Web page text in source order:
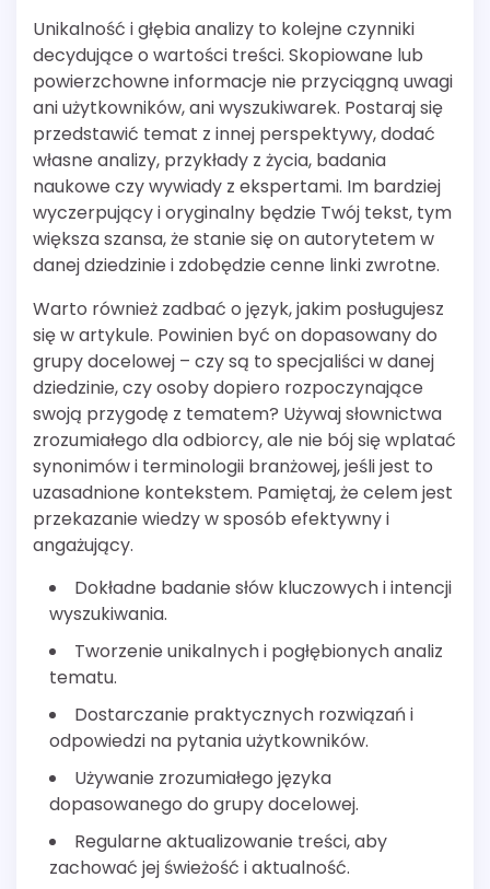
Unikalność i głębia analizy to kolejne czynniki
decydujące o wartości treści. Skopiowane lub
powierzchowne informacje nie przyciągną uwagi
ani użytkowników, ani wyszukiwarek. Postaraj się
przedstawić temat z innej perspektywy, dodać
własne analizy, przykłady z życia, badania
naukowe czy wywiady z ekspertami. Im bardziej
wyczerpujący i oryginalny będzie Twój tekst, tym
większa szansa, że stanie się on autorytetem w
danej dziedzinie i zdobędzie cenne linki zwrotne.
Warto również zadbać o język, jakim posługujesz
się w artykule. Powinien być on dopasowany do
grupy docelowej – czy są to specjaliści w danej
dziedzinie, czy osoby dopiero rozpoczynające
swoją przygodę z tematem? Używaj słownictwa
zrozumiałego dla odbiorcy, ale nie bój się wplatać
synonimów i terminologii branżowej, jeśli jest to
uzasadnione kontekstem. Pamiętaj, że celem jest
przekazanie wiedzy w sposób efektywny i
angażujący.
Dokładne badanie słów kluczowych i intencji
wyszukiwania.
Tworzenie unikalnych i pogłębionych analiz
tematu.
Dostarczanie praktycznych rozwiązań i
odpowiedzi na pytania użytkowników.
Używanie zrozumiałego języka
dopasowanego do grupy docelowej.
Regularne aktualizowanie treści, aby
zachować jej świeżość i aktualność.